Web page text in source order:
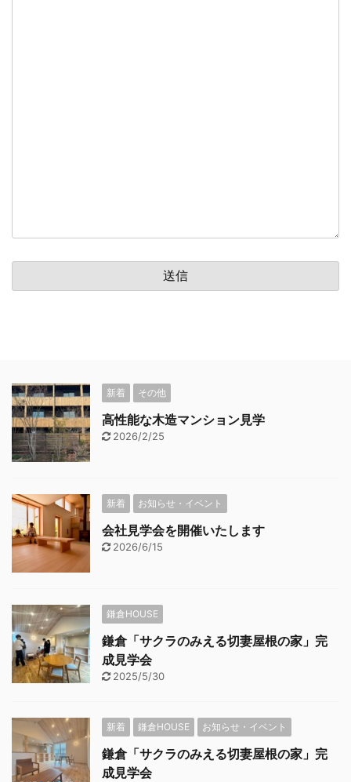
新着 その他
高性能な木造マンション見学
2026/2/25
新着 お知らせ・イベント
会社見学会を開催いたします
2026/6/15
鎌倉HOUSE
鎌倉「サクラのみえる切妻屋根の家」完
成見学会
2025/5/30
新着 鎌倉HOUSE お知らせ・イベント
鎌倉「サクラのみえる切妻屋根の家」完
成見学会